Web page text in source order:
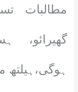
مطالبات
گھیرائو،
ہوگی،ہیلتھ